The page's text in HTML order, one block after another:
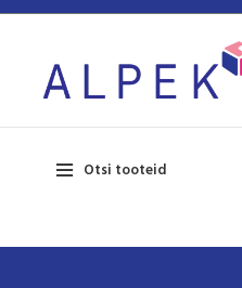
Otsi tooteid